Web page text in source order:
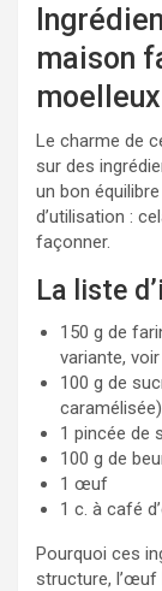
maison
moelleux
Le charme de
sur des
un bon
d’utilisation :
façonner.
La liste
150 g de
variante,
100 g de
caramélisée)
1 pincée de
100 g de
1 œuf
1 c. à café
Pourquoi ces
structure, l’œuf